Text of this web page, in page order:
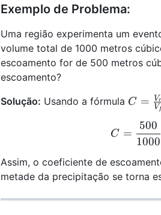
Exemplo de Problema:
Uma região experimenta um
volume total de 1000 metros
escoamento for de 500 metros
escoamento?
Solução: Usando a fórmula C =
{V_f}
C = Vf
Vr
C =
1000
500
Assim, o coeficiente de
metade da precipitação se torna